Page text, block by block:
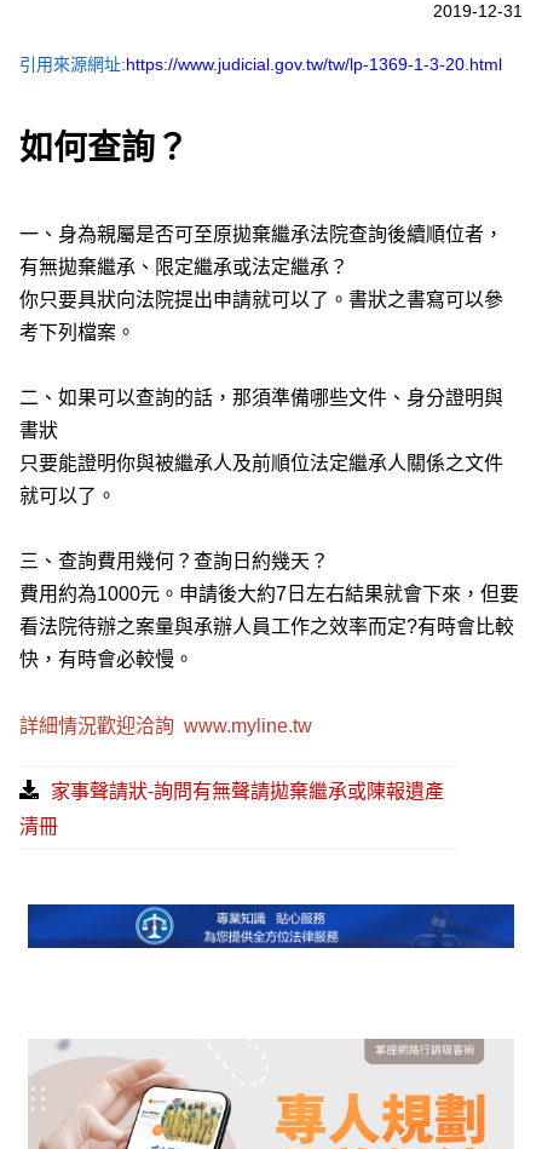
2019-12-31
引用來源網址:https://www.judicial.gov.tw/tw/lp-1369-1-3-20.html
如何查詢？
一、身為親屬是否可至原拋棄繼承法院查詢後續順位者，
有無拋棄繼承、限定繼承或法定繼承？
你只要具狀向法院提出申請就可以了。書狀之書寫可以參
考下列檔案。
二、如果可以查詢的話，那須準備哪些文件、身分證明與
書狀
只要能證明你與被繼承人及前順位法定繼承人關係之文件
就可以了。
三、查詢費用幾何？查詢日約幾天？
費用約為1000元。申請後大約7日左右結果就會下來，但要
看法院待辦之案量與承辦人員工作之效率而定?有時會比較
快，有時會必較慢。
詳細情況歡迎洽詢www.myline.tw
家事聲請狀-詢問有無聲請拋棄繼承或陳報遺產
清冊